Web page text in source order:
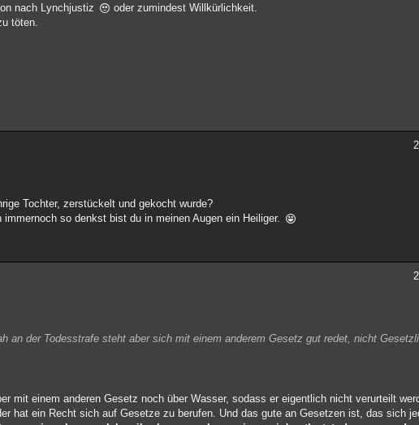
nach Lynchjustiz
oder zumindest Willkürlichkeit.
töten.
Tochter, zerstückelt und gekocht wurde?
so denkst bist du in meinen Augen ein Heiliger.
an der Todesstrafe steht aber sich mit einem anderem Gesetz gut redet, nicht
mit einem anderen Gesetz noch über Wasser, sodass er eigentlich nicht verurteilt
hat ein Recht sich auf Gesetze zu berufen. Und das gute an Gesetzen ist, das sich